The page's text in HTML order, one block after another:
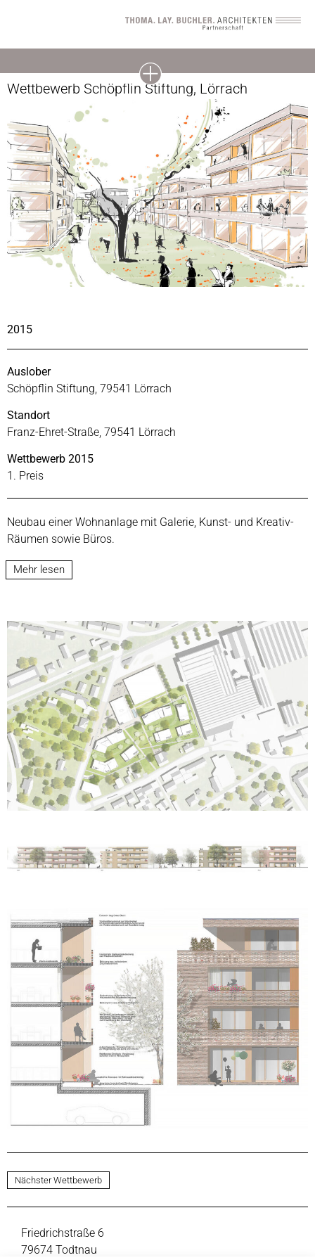
Wettbewerb Schöpflin Stiftung, Lörrach
2015
Auslober
Schöpflin Stiftung, 79541 Lörrach
Standort
Franz-Ehret-Straße, 79541 Lörrach
Wettbewerb 2015
1. Preis
Neubau einer Wohnanlage mit Galerie, Kunst- und Kreativ-
Räumen sowie Büros.
Mehr lesen
Nächster Wettbewerb
Friedrichstraße 6
79674 Todtnau